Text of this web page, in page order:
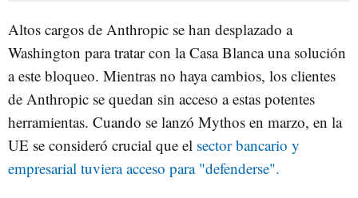
Altos cargos de Anthropic se han desplazado a
Washington para tratar con la Casa Blanca una solución
a este bloqueo. Mientras no haya cambios, los clientes
de Anthropic se quedan sin acceso a estas potentes
herramientas. Cuando se lanzó Mythos en marzo, en la
UE se consideró crucial que el sector bancario y
empresarial tuviera acceso para "defenderse".